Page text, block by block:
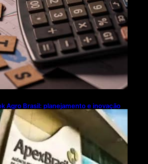
Agro Brasil: planejamento e inovação
debates sobre futuro do agronegócio